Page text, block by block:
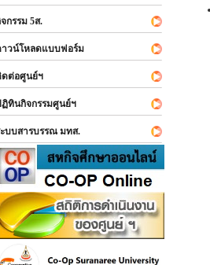
รรม 5ส.
น์โหลดแบบฟอร์ม
อศูนย์ฯ
นกิจกรรมศูนย์ฯ
บสารบรรณ มทส.